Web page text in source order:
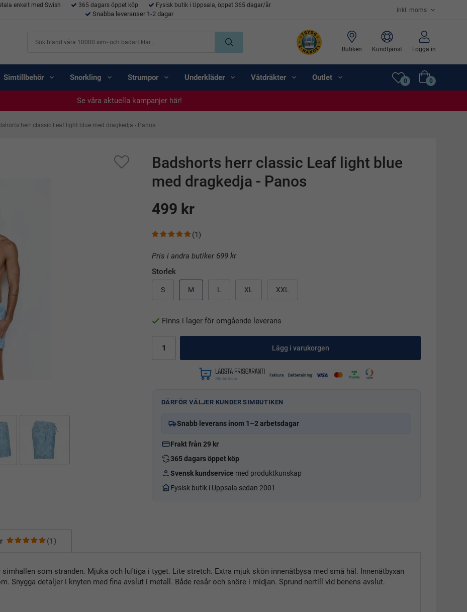
enkelt med Swish 365 dagars öppet köp Fysisk butik i Uppsala, öppet 365 dagar/år
Snabba leveranser 1-2 dagar
Butiken Kundtjänst Logga in
Simtillbehör Snorkling Strumpor Underkläder Våtdräkter Outlet 0 0
Se våra aktuella kampanjer här!
Se våra aktuella kampanjer här!
Se våra aktuella kampanjer här!
Se våra aktuella kampanjer här!
Se våra aktuella kampanjer här!
herr classic Leaf light blue med dragkedja - Panos
Badshorts herr classic Leaf light blue
med dragkedja - Panos
499 kr
(1)
Pris i andra butiker 699 kr
Storlek
S M L XL XXL
Finns i lager för omgående leverans
Lägg i varukorgen
DÄRFÖR VÄLJER KUNDER SIMBUTIKEN
Snabb leverans inom 1–2 arbetsdagar
Frakt från 29 kr
365 dagars öppet köp
Svensk kundservice med produktkunskap
Fysisk butik i Uppsala sedan 2001
(1)
som stranden. Mjuka och luftiga i tyget. Lite stretch. Extra mjuk skön innenätbysa med små hål. Innenätbyxan
Snygga detaljer i knyten med fina avslut i metall. Både resår och snöre i midjan. Sprund nertill vid benens avslut.